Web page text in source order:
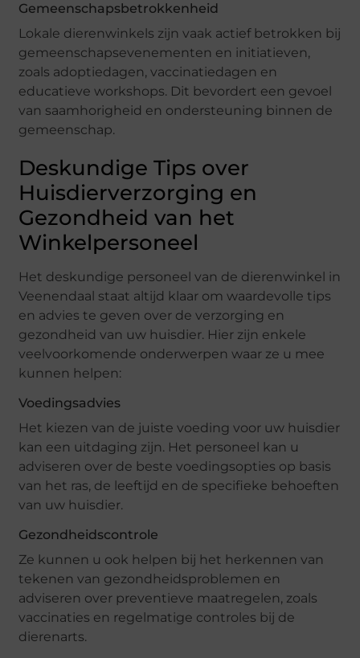
Gemeenschapsbetrokkenheid
Lokale dierenwinkels zijn vaak actief betrokken bij
gemeenschapsevenementen en initiatieven,
zoals adoptiedagen, vaccinatiedagen en
educatieve workshops. Dit bevordert een gevoel
van saamhorigheid en ondersteuning binnen de
gemeenschap.
Deskundige Tips over
Huisdierverzorging en
Gezondheid van het
Winkelpersoneel
Het deskundige personeel van de dierenwinkel in
Veenendaal staat altijd klaar om waardevolle tips
en advies te geven over de verzorging en
gezondheid van uw huisdier. Hier zijn enkele
veelvoorkomende onderwerpen waar ze u mee
kunnen helpen:
Voedingsadvies
Het kiezen van de juiste voeding voor uw huisdier
kan een uitdaging zijn. Het personeel kan u
adviseren over de beste voedingsopties op basis
van het ras, de leeftijd en de specifieke behoeften
van uw huisdier.
Gezondheidscontrole
Ze kunnen u ook helpen bij het herkennen van
tekenen van gezondheidsproblemen en
adviseren over preventieve maatregelen, zoals
vaccinaties en regelmatige controles bij de
dierenarts.